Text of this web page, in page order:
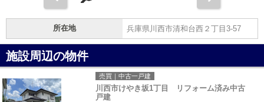
所在地 兵庫県川西市清和台西２丁目3-57
施設周辺の物件
売買｜中古一戸建
川西市けやき坂1丁目 リフォーム済み中古
戸建